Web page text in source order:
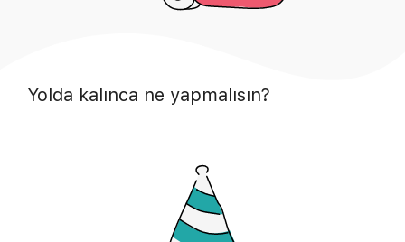
Yolda kalınca ne yapmalısın?